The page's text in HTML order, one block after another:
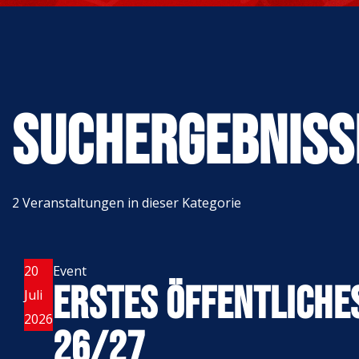
2 Veranstaltungen in dieser Kategorie
20
Juli
2026
Event
ERSTES